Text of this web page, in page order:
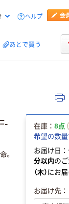
ヘルプ
あとで買う
。
在庫： 8点
希望の数
お届け日
分以内のご
（木）にお
お届け先：